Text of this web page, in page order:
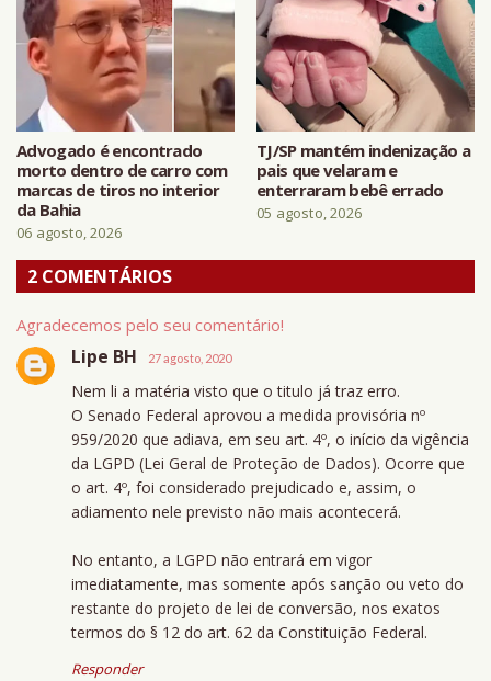
Advogado é encontrado
morto dentro de carro com
marcas de tiros no interior
da Bahia
06 agosto, 2026
TJ/SP mantém indenização a
pais que velaram e
enterraram bebê errado
05 agosto, 2026
2 COMENTÁRIOS
Agradecemos pelo seu comentário!
Lipe BH 27 agosto, 2020
Nem li a matéria visto que o titulo já traz erro.
O Senado Federal aprovou a medida provisória nº
959/2020 que adiava, em seu art. 4º, o início da vigência
da LGPD (Lei Geral de Proteção de Dados). Ocorre que
o art. 4º, foi considerado prejudicado e, assim, o
adiamento nele previsto não mais acontecerá.
No entanto, a LGPD não entrará em vigor
imediatamente, mas somente após sanção ou veto do
restante do projeto de lei de conversão, nos exatos
termos do § 12 do art. 62 da Constituição Federal.
Responder